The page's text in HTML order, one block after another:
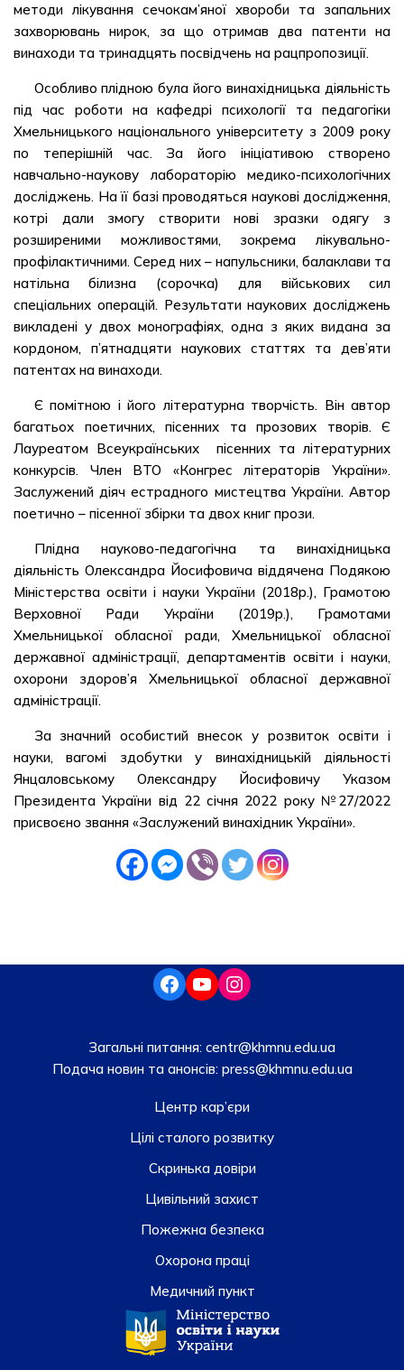
методи лікування сечокам’яної хвороби та запальних
захворювань нирок, за що отримав два патенти на
винаходи та тринадцять посвідчень на рацпропозиції.
Особливо плідною була його винахідницька діяльність
під час роботи на кафедрі психології та педагогіки
Хмельницького національного університету з 2009 року
по теперішній час. За його ініціативою створено
навчально-наукову лабораторію медико-психологічних
досліджень. На її базі проводяться наукові дослідження,
котрі дали змогу створити нові зразки одягу з
розширеними можливостями, зокрема лікувально-
профілактичними. Серед них – напульсники, балаклави та
натільна білизна (сорочка) для військових сил
спеціальних операцій. Результати наукових досліджень
викладені у двох монографіях, одна з яких видана за
кордоном, п’ятнадцяти наукових статтях та дев’яти
патентах на винаходи.
Є помітною і його літературна творчість. Він автор
багатьох поетичних, пісенних та прозових творів. Є
Лауреатом Всеукраїнських пісенних та літературних
конкурсів. Член ВТО «Конгрес літераторів України».
Заслужений діяч естрадного мистецтва України. Автор
поетично – пісенної збірки та двох книг прози.
Плідна науково-педагогічна та винахідницька
діяльність Олександра Йосифовича віддячена Подякою
Міністерства освіти і науки України (2018р.), Грамотою
Верховної Ради України (2019р.), Грамотами
Хмельницької обласної ради, Хмельницької обласної
державної адміністрації, департаментів освіти і науки,
охорони здоров’я Хмельницької обласної державної
адміністрації.
За значний особистий внесок у розвиток освіти і
науки, вагомі здобутки у винахідницькій діяльності
Янцаловському Олександру Йосифовичу Указом
Президента України від 22 січня 2022 року №27/2022
присвоєно звання «Заслужений винахідник України».
Загальні питання: centr@khmnu.edu.ua
Подача новин та анонсів:press@khmnu.edu.ua
Центр кар’єри
Цілі сталого розвитку
Скринька довiри
Цивільний захист
Пожежна безпека
Охорона праці
Медичний пункт